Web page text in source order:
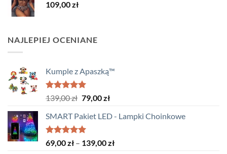
109,00zł
NAJLEPIEJ OCENIANE
Kumple z Apaszką™
Oceniono
na 5
139,00zł Pierwotna
wynosiła:
139,00 zł.
79,00złAktualna
wynosi:
SMART Pakiet LED - Lampki Choinkowe
Oceniono
5.00
69,00zł – 139,00złZakres